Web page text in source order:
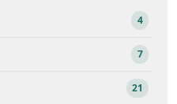
4
7
21